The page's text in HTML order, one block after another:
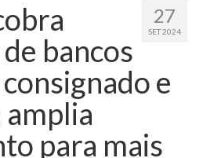
27
SET 2024
bancos
e
para mais